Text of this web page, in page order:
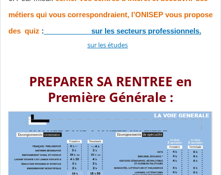
métiers qui vous correspondraient, l’ONISEP vous propose
des quiz : sur les secteurs professionnels.
sur les études
PREPARER SA RENTREE en
Première Générale :